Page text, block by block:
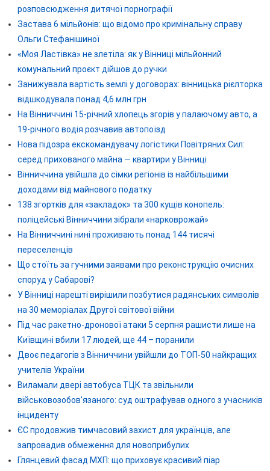
розповсюдження дитячої порнографії
Застава 6 мільйонів: що відомо про кримінальну справу
Ольги Стефанішиної
«Моя Ластівка» не злетіла: як у Вінниці мільйонний
комунальний проєкт дійшов до ручки
Занижувала вартість землі у договорах: вінницька рієлторка
відшкодувала понад 4,6 млн грн
На Вінниччині 15-річний хлопець згорів у палаючому авто, а
19-річного водія розчавив автопоїзд
Нова підозра екскомандувачу логістики Повітряних Сил:
серед прихованого майна — квартири у Вінниці
Вінниччина увійшла до сімки регіонів із найбільшими
доходами від майнового податку
138 згортків для «закладок» та 300 кущів конопель:
поліцейські Вінниччини зібрали «нарковрожай»
На Вінниччині нині проживають понад 144 тисячі
переселенців
Що стоїть за гучними заявами про реконструкцію очисних
споруд у Сабарові?
У Вінниці нарешті вирішили позбутися радянських символів
на 30 меморіалах Другої світової війни
Під час ракетно-дронової атаки 5 серпня рашисти лише на
Київщині вбили 17 людей, ще 44 – поранили
Двоє педагогів з Вінниччини увійшли до ТОП-50 найкращих
учителів України
Виламали двері автобуса ТЦК та звільнили
військовозобов’язаного: суд оштрафував одного з учасників
інциденту
ЄС продовжив тимчасовий захист для українців, але
запровадив обмеження для новоприбулих
Глянцевий фасад МХП: що приховує красивий піар